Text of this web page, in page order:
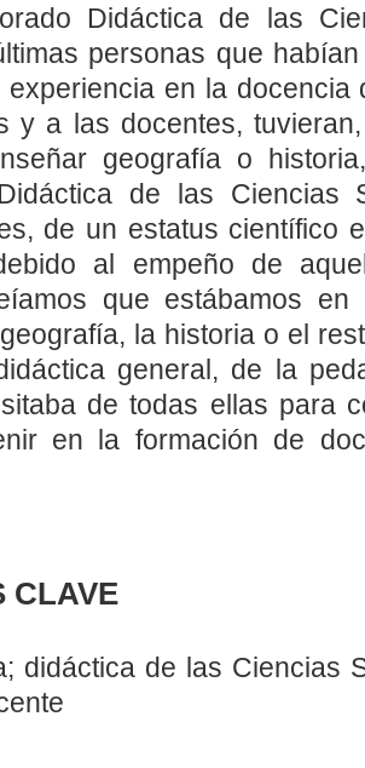
Didáctica de las
personas que
experiencia en la
y a las docentes,
geografía o
de las Ciencias
de un estatus científico
al empeño de
que estábamos
la historia o el
general, de la
de todas ellas para
en la formación de
CLAVE
didáctica de las Ciencias